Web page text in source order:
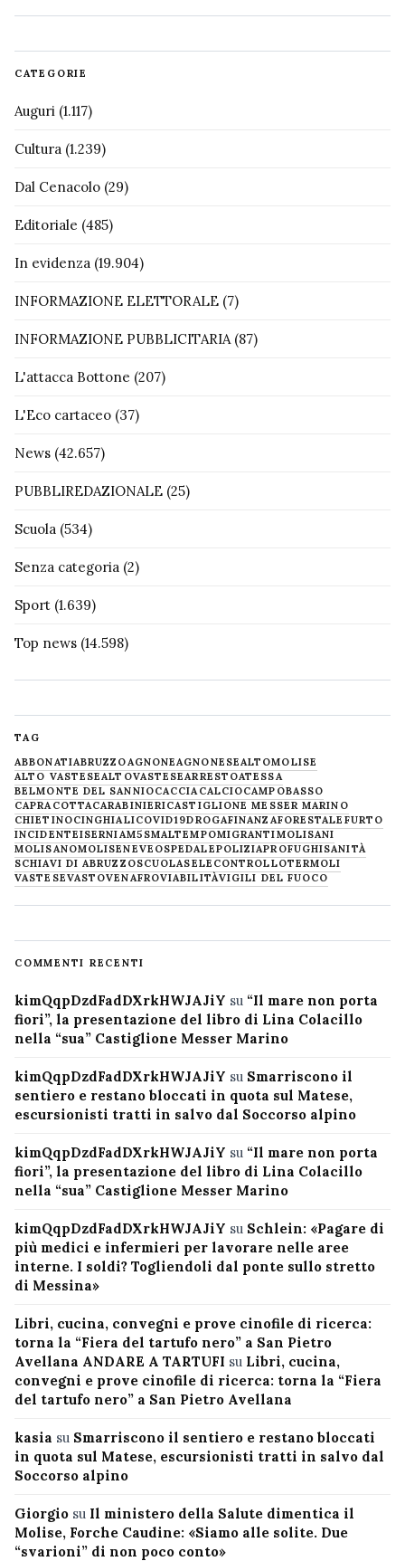
CATEGORIE
Auguri (1.117)
Cultura (1.239)
Dal Cenacolo (29)
Editoriale (485)
In evidenza (19.904)
INFORMAZIONE ELETTORALE (7)
INFORMAZIONE PUBBLICITARIA(87)
L'attacca Bottone (207)
L'Eco cartaceo (37)
News (42.657)
PUBBLIREDAZIONALE (25)
Scuola (534)
Senza categoria (2)
Sport (1.639)
Top news (14.598)
TAG
ABBONATIABRUZZOAGNONEAGNONESEALTOMOLISE
ALTO VASTESEALTOVASTESEARRESTOATESSA
BELMONTE DEL SANNIOCACCIACALCIOCAMPOBASSO
CAPRACOTTACARABINIERICASTIGLIONE MESSER MARINO
CHIETINOCINGHIALICOVID19DROGAFINANZAFORESTALE FURTO
INCIDENTEISERNIAM5SMALTEMPOMIGRANTIMOLISANI
MOLISANOMOLISENEVE OSPEDALEPOLIZIAPROFUGHISANITÀ
SCHIAVI DI ABRUZZOSCUOLASELECONTROLLOTERMOLI
VASTESEVASTOVENAFROVIABILITÀVIGILI DEL FUOCO
COMMENTI RECENTI
kimQqpDzdFadDXrkHWJAJiY su “Il mare non porta
fiori”, la presentazione del libro di Lina Colacillo
nella “sua” Castiglione Messer Marino
kimQqpDzdFadDXrkHWJAJiY su Smarriscono il
sentiero e restano bloccati in quota sul Matese,
escursionisti tratti in salvo dal Soccorso alpino
kimQqpDzdFadDXrkHWJAJiY su “Il mare non porta
fiori”, la presentazione del libro di Lina Colacillo
nella “sua” Castiglione Messer Marino
kimQqpDzdFadDXrkHWJAJiY su Schlein: «Pagare di
più medici e infermieri per lavorare nelle aree
interne. I soldi? Togliendoli dal ponte sullo stretto
di Messina»
Libri, cucina, convegni e prove cinofile di ricerca:
torna la “Fiera del tartufo nero” a San Pietro
Avellana ANDARE A TARTUFI su Libri, cucina,
convegni e prove cinofile di ricerca: torna la “Fiera
del tartufo nero” a San Pietro Avellana
kasia su Smarriscono il sentiero e restano bloccati
in quota sul Matese, escursionisti tratti in salvo dal
Soccorso alpino
Giorgio su Il ministero della Salute dimentica il
Molise, Forche Caudine: «Siamo alle solite. Due
“svarioni” di non poco conto»